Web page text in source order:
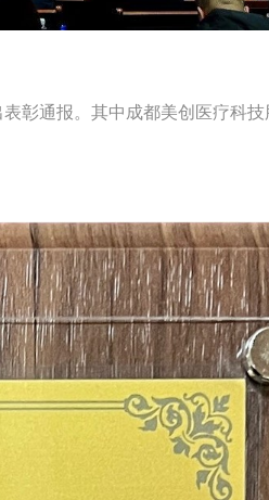
通报。其中成都美创医疗科技